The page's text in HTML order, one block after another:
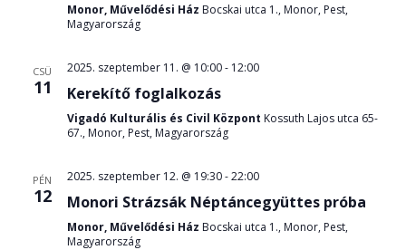
Monor, Művelődési Ház Bocskai utca 1., Monor, Pest,
Magyarország
CSÜ
11
2025. szeptember 11. @ 10:00- 12:00
Kerekítő foglalkozás
Vigadó Kulturális és Civil Központ Kossuth Lajos utca 65-
67., Monor, Pest, Magyarország
PÉN
12
2025. szeptember 12. @ 19:30-22:00
Monori Strázsák Néptáncegyüttes próba
Monor, Művelődési Ház Bocskai utca 1., Monor, Pest,
Magyarország